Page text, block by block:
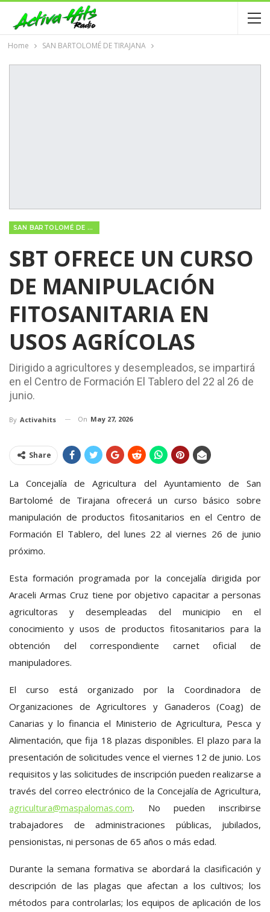
Home SAN BARTOLOMÉ DE TIRAJANA
SAN BARTOLOMÉ DE TIRAJANA
SBT OFRECE UN CURSO
DE MANIPULACIÓN
FITOSANITARIA EN
USOS AGRÍCOLAS
Dirigido a agricultores y desempleados, se impartirá
en el Centro de Formación El Tablero del 22 al 26 de
junio.
By Activahits On May 27, 2026
Share
La Concejalía de Agricultura del Ayuntamiento de San
Bartolomé de Tirajana ofrecerá un curso básico sobre
manipulación de productos fitosanitarios en el Centro de
Formación El Tablero, del lunes 22 al viernes 26 de junio
próximo.
Esta formación programada por la concejalía dirigida por
Araceli Armas Cruz tiene por objetivo capacitar a personas
agricultoras y desempleadas del municipio en el
conocimiento y usos de productos fitosanitarios para la
obtención del correspondiente carnet oficial de
manipuladores.
El curso está organizado por la Coordinadora de
Organizaciones de Agricultores y Ganaderos (Coag) de
Canarias y lo financia el Ministerio de Agricultura, Pesca y
Alimentación, que fija 18 plazas disponibles. El plazo para la
presentación de solicitudes vence el viernes 12 de junio. Los
requisitos y las solicitudes de inscripción pueden realizarse a
través del correo electrónico de la Concejalía de Agricultura,
agricultura@maspalomas.com. No pueden inscribirse
trabajadores de administraciones públicas, jubilados,
pensionistas, ni personas de 65 años o más edad.
Durante la semana formativa se abordará la clasificación y
descripción de las plagas que afectan a los cultivos; los
métodos para controlarlas; los equipos de aplicación de los